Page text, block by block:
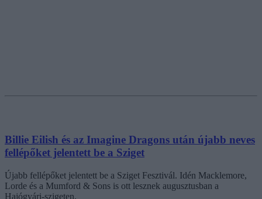
Billie Eilish és az Imagine Dragons után újabb neves
fellépőket jelentett be a Sziget
Újabb fellépőket jelentett be a Sziget Fesztivál. Idén Macklemore,
Lorde és a Mumford & Sons is ott lesznek augusztusban a
Hajógyári-szigeten.